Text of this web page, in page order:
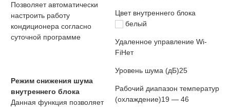
Позволяет автоматически
настроить работу
кондиционера согласно
суточной программе
Режим снижения шума
внутреннего блока
Данная функция позволяет
Цвет внутреннего блока
белый
Удаленное управление Wi-
FiНет
Уровень шума (дБ)25
Рабочий диапазон температур
(охлаждение)19 — 46